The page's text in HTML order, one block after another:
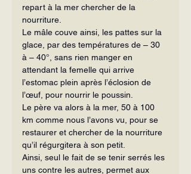
repart à la mer chercher de la
nourriture.
Le mâle couve ainsi, les pattes sur la
glace, par des températures de – 30
à – 40°, sans rien manger en
attendant la femelle qui arrive
l’estomac plein après l’éclosion de
l’œuf, pour nourrir le poussin.
Le père va alors à la mer, 50 à 100
km comme nous l’avons vu, pour se
restau­rer et chercher de la nourriture
qu’il régurgitera à son petit.
Ainsi, seul le fait de se tenir serrés les
uns contre les autres, permet aux